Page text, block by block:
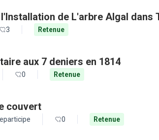
de L'arbre Algal dans
3 Retenue
aux 7 deniers en 1814
0 Retenue
couvert
0 Retenue